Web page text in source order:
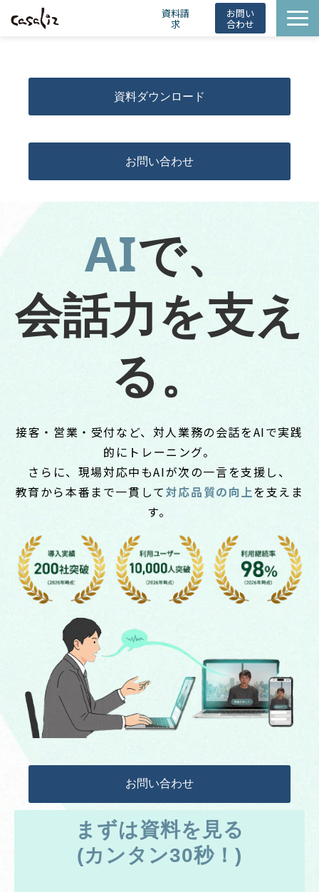
資料請
求
お問い
合わせ
導入事例
ニュース
資料ダウンロード
お問い合わせ
AIで、
会話力を支え
る。
接客・営業・受付など、対人業務の会話をAIで実践
的にトレーニング。
さらに、現場対応中もAIが次の一言を支援し、
教育から本番まで一貫して対応品質の向上を支えま
す。
お問い合わせ
まずは資料を見る
(カンタン30秒！)